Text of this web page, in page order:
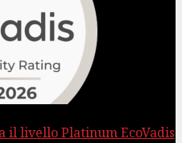
il livello Platinum EcoVadis